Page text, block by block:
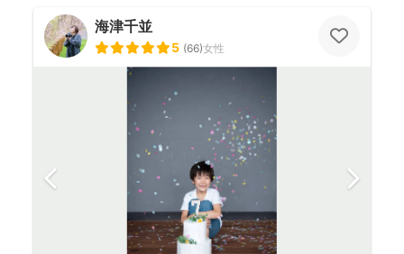
海津千並
5 (66)女性